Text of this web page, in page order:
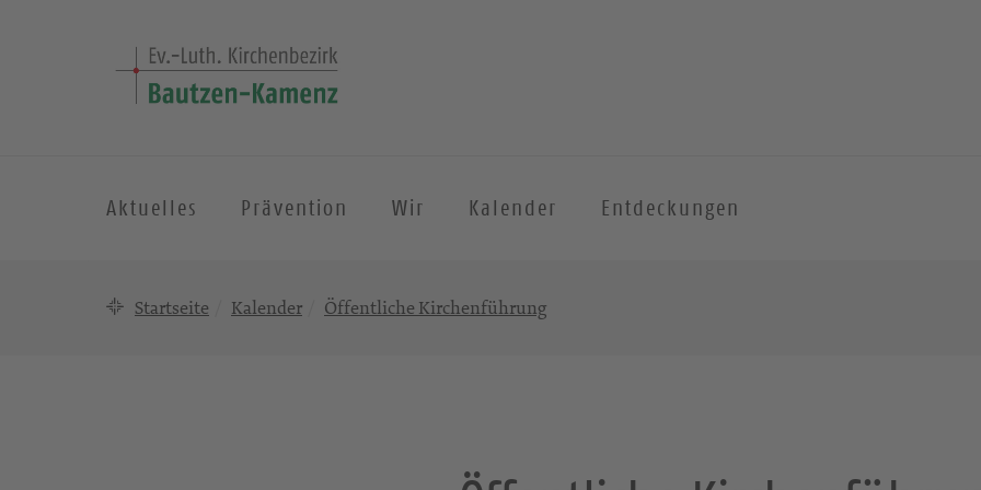
Aktuelles Prävention Wir Kalender Entdeckungen
Startseite Kalender Öffentliche Kirchenführung